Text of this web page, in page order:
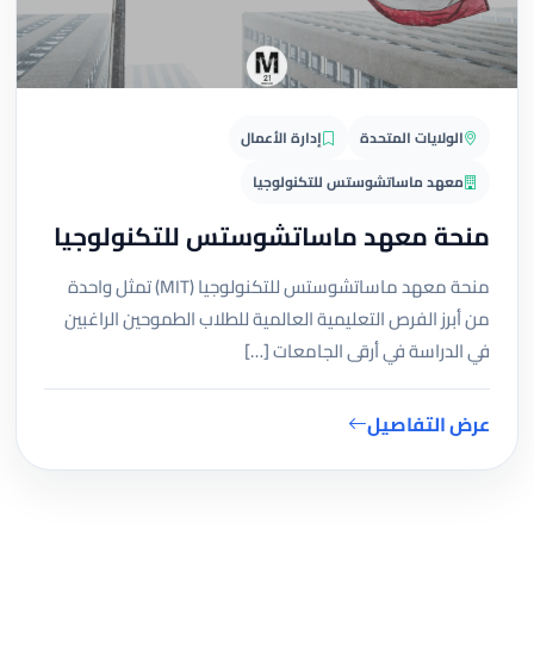
الولايات المتحدة
إدارة الأعمال
معهد ماساتشوستس للتكنولوجيا
منحة معهد ماساتشوستس للتكنولوجيا
منحة معهد ماساتشوستس للتكنولوجيا (MIT) تمثل واحدة
من أبرز الفرص التعليمية العالمية للطلاب الطموحين الراغبين
في الدراسة في أرقى الجامعات […]
عرض التفاصيل